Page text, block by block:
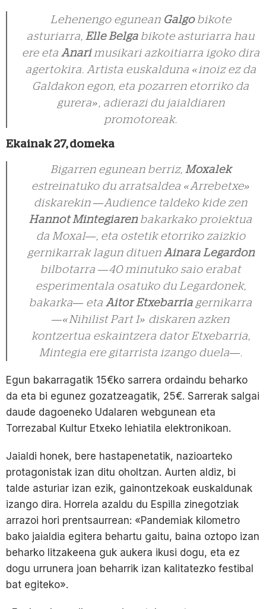
Lehenengo egunean Galgobikote
asturiarra, Elle Belga bikote asturiarra hau
ere eta Anarimusikari azkoitiarra igoko dira
agertokira. Artista euskalduna «inoiz ez da
Galdakon egon, eta pozarren etorriko da
gurera», adierazi du jaialdiaren
promotoreak.
Ekainak 27, domeka
Bigarren egunean berriz, Moxalek
estreinatuko du arratsaldea «Arrebetxe»
diskarekin —Audience taldeko kide zen
Hannot Mintegiarenbakarkako proiektua
da Moxal—, eta ostetik etorriko zaizkio
gernikarrak lagun dituen Ainara Legardon
bilbotarra —40 minutuko saio erabat
esperimentala osatuko du Legardonek,
bakarka— eta Aitor Etxebarria gernikarra
—«Nihilist Part 1» diskaren azken
kontzertua eskaintzera dator Etxebarria,
Mintegia ere gitarrista izango duela—.
Egun bakarragatik 15€ko sarrera ordaindu beharko
da eta bi egunez gozatzeagatik, 25€. Sarrerak salgai
daude dagoeneko Udalaren webgunean eta
Torrezabal Kultur Etxeko lehiatila elektronikoan.
Jaialdi honek, bere hastapenetatik, nazioarteko
protagonistak izan ditu oholtzan. Aurten aldiz, bi
talde asturiar izan ezik, gainontzekoak euskaldunak
izango dira. Horrela azaldu du Espilla zinegotziak
arrazoi hori prentsaurrean: «Pandemiak kilometro
bako jaialdia egitera behartu gaitu, baina oztopo izan
beharko litzakeena guk aukera ikusi dogu, eta ez
dogu urrunera joan beharrik izan kalitatezko festibal
bat egiteko».